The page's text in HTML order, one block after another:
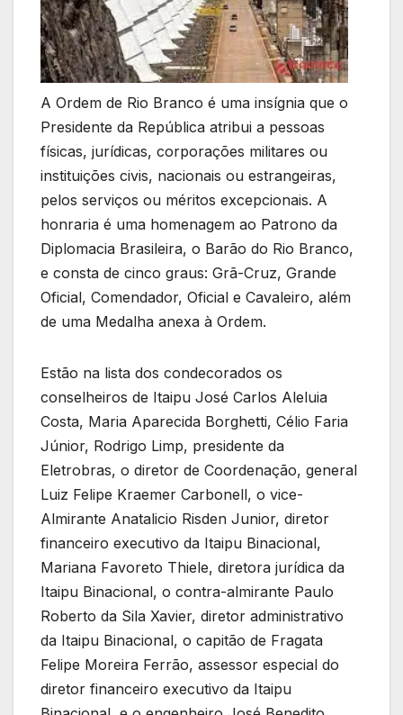
A Ordem de Rio Branco é uma insígnia que o
Presidente da República atribui a pessoas
físicas, jurídicas, corporações militares ou
instituições civis, nacionais ou estrangeiras,
pelos serviços ou méritos excepcionais. A
honraria é uma homenagem ao Patrono da
Diplomacia Brasileira, o Barão do Rio Branco,
e consta de cinco graus: Grã-Cruz, Grande
Oficial, Comendador, Oficial e Cavaleiro, além
de uma Medalha anexa à Ordem.
Estão na lista dos condecorados os
conselheiros de Itaipu José Carlos Aleluia
Costa, Maria Aparecida Borghetti, Célio Faria
Júnior, Rodrigo Limp, presidente da
Eletrobras, o diretor de Coordenação, general
Luiz Felipe Kraemer Carbonell, o vice-
Almirante Anatalicio Risden Junior, diretor
financeiro executivo da Itaipu Binacional,
Mariana Favoreto Thiele, diretora jurídica da
Itaipu Binacional, o contra-almirante Paulo
Roberto da Sila Xavier, diretor administrativo
da Itaipu Binacional, o capitão de Fragata
Felipe Moreira Ferrão, assessor especial do
diretor financeiro executivo da Itaipu